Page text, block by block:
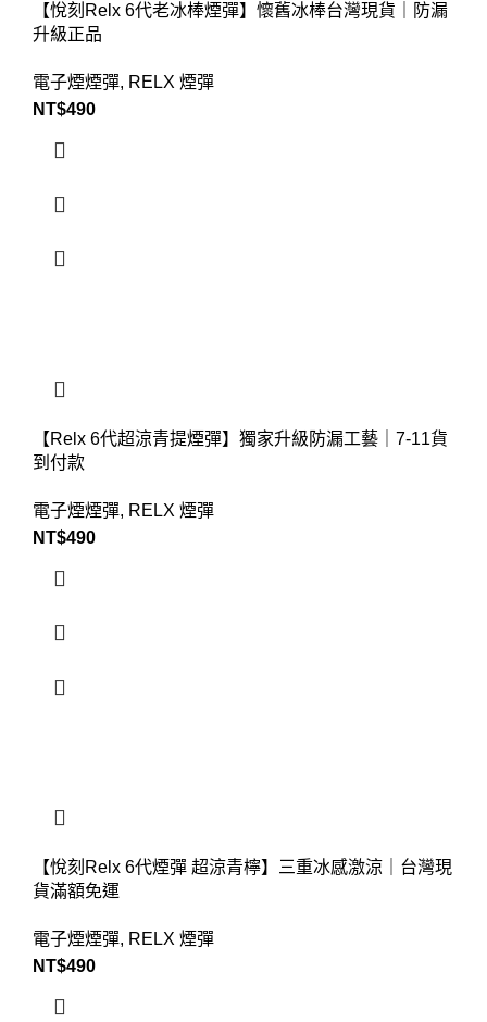
【悅刻Relx 6代老冰棒煙彈】懷舊冰棒台灣現貨｜防漏
升級正品
電子煙煙彈, RELX 煙彈
NT$490
【Relx 6代超涼青提煙彈】獨家升級防漏工藝｜7-11貨
到付款
電子煙煙彈, RELX 煙彈
NT$490
【悅刻Relx 6代煙彈 超涼青檸】三重冰感激涼｜台灣現
貨滿額免運
電子煙煙彈, RELX 煙彈
NT$490